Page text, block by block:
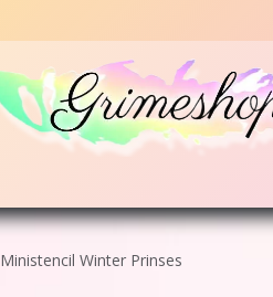
Ministencil Winter Prinses